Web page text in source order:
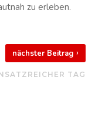
zu erleben.
nächster Beitrag›
TAG